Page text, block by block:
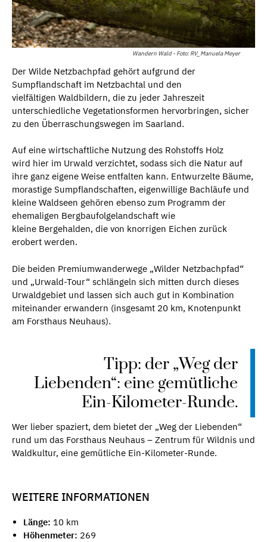
Wandern Wald - Foto: RV_Manuela Meyer
Der Wilde Netzbachpfad gehört aufgrund der
Sumpflandschaft im Netzbachtal und den
vielfältigen Waldbildern, die zu jeder Jahreszeit
unterschiedliche Vegetationsformen hervorbringen, sicher
zu den Überraschungswegen im Saarland.
Auf eine wirtschaftliche Nutzung des Rohstoffs Holz
wird hier im Urwald verzichtet, sodass sich die Natur auf
ihre ganz eigene Weise entfalten kann. Entwurzelte Bäume,
morastige Sumpflandschaften, eigenwillige Bachläufe und
kleine Waldseen gehören ebenso zum Programm der
ehemaligen Bergbaufolgelandschaft wie
kleine Bergehalden, die von knorrigen Eichen zurück
erobert werden.
Die beiden Premiumwanderwege „Wilder Netzbachpfad“
und „Urwald-Tour“ schlängeln sich mitten durch dieses
Urwaldgebiet und lassen sich auch gut in Kombination
miteinander erwandern (insgesamt 20 km, Knotenpunkt
am Forsthaus Neuhaus).
Tipp: der „Weg der
Liebenden“: eine gemütliche
Ein-Kilometer-Runde.
Wer lieber spaziert, dem bietet der „Weg der Liebenden“
rund um das Forsthaus Neuhaus – Zentrum für Wildnis und
Waldkultur, eine gemütliche Ein-Kilometer-Runde.
WEITERE INFORMATIONEN
Länge: 10 km
Höhenmeter: 269